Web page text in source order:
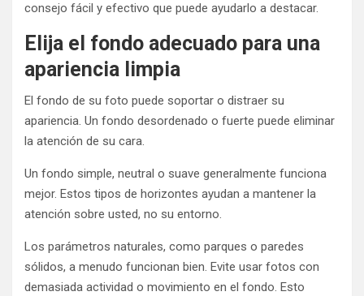
consejo fácil y efectivo que puede ayudarlo a destacar.
Elija el fondo adecuado para una
apariencia limpia
El fondo de su foto puede soportar o distraer su
apariencia. Un fondo desordenado o fuerte puede eliminar
la atención de su cara.
Un fondo simple, neutral o suave generalmente funciona
mejor. Estos tipos de horizontes ayudan a mantener la
atención sobre usted, no su entorno.
Los parámetros naturales, como parques o paredes
sólidos, a menudo funcionan bien. Evite usar fotos con
demasiada actividad o movimiento en el fondo. Esto